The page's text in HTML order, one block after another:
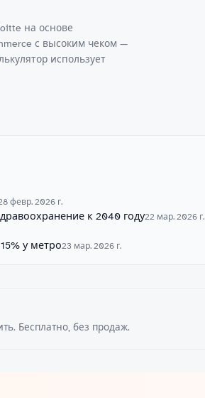
на основе
с высоким чеком —
использует
февр. 2026 г.
к 2040 году22 мар. 2026 г.
у метро23 мар. 2026 г.
Бесплатно, без продаж.